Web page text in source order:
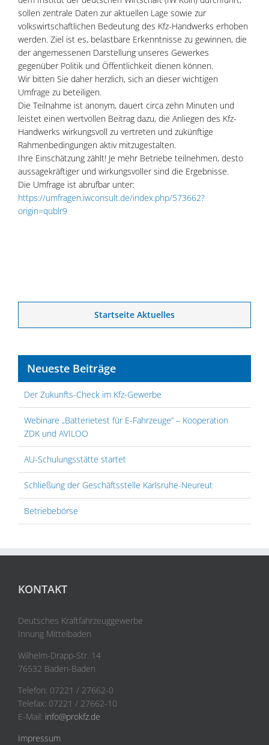
sollen zentrale Daten zur aktuellen Lage sowie zur
volkswirtschaftlichen Bedeutung des Kfz-Handwerks erhoben
werden. Ziel ist es, belastbare Erkenntnisse zu gewinnen, die
der angemessenen Darstellung unseres Gewerkes
gegenüber Politik und Öffentlichkeit dienen können.
Wir bitten Sie daher herzlich, sich an dieser wichtigen
Umfrage zu beteiligen.
Die Teilnahme ist anonym, dauert circa zehn Minuten und
leistet einen wertvollen Beitrag dazu, die Anliegen des Kfz-
Handwerks wirkungsvoll zu vertreten und zukünftige
Rahmenbedingungen aktiv mitzugestalten.
Ihre Einschätzung zählt! Je mehr Betriebe teilnehmen, desto
aussagekräftiger und wirkungsvoller sind die Ergebnisse.
Die Umfrage ist abrufbar unter:
https://umfragen.iwconsult.de/index.php/573662?
origin=qublr9
Startseite Aktuelles
Neueste Beiträge
Der Zukunfts-Check im Kfz-Gewerbe
Webinare „Batterietest für E-Fahrzeuge“ – Kooperation
ZDK und AVILOO
AU-Schulungsstätte startet
Schließung der Geschäftsstelle Karlsruhe-Neureut
Betriebebörse
KONTAKT
Deutsches Kraftfahrzeuggewerbe
Innung Mittelbaden
Wilhelm-Drapp-Str. 14
76532 Baden-Baden
Telefon: 07221 / 27662-0
Telefax: 07221 / 27662-10
E-Mail: info@prokfz.de
Impressum